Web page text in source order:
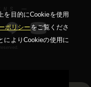
ー
を⽬的にCookieを使⽤
ポリシーをご覧くださ
によりCookieの使⽤に